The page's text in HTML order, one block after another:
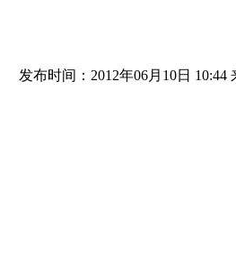
发布时间：2012年06月10日 10:44